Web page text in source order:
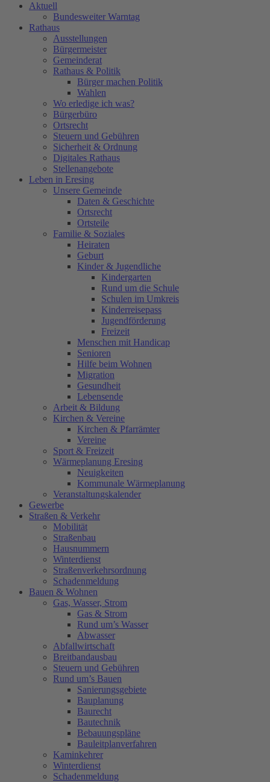
Aktuell
Bundesweiter Warntag
Rathaus
Ausstellungen
Bürgermeister
Gemeinderat
Rathaus & Politik
Bürger machen Politik
Wahlen
Wo erledige ich was?
Bürgerbüro
Ortsrecht
Steuern und Gebühren
Sicherheit & Ordnung
Digitales Rathaus
Stellenangebote
Leben in Eresing
Unsere Gemeinde
Daten & Geschichte
Ortsrecht
Ortsteile
Familie & Soziales
Heiraten
Geburt
Kinder & Jugendliche
Kindergarten
Rund um die Schule
Schulen im Umkreis
Kinderreisepass
Jugendförderung
Freizeit
Menschen mit Handicap
Senioren
Hilfe beim Wohnen
Migration
Gesundheit
Lebensende
Arbeit & Bildung
Kirchen & Vereine
Kirchen & Pfarrämter
Vereine
Sport & Freizeit
Wärmeplanung Eresing
Neuigkeiten
Kommunale Wärmeplanung
Veranstaltungskalender
Gewerbe
Straßen & Verkehr
Mobilität
Straßenbau
Hausnummern
Winterdienst
Straßenverkehrsordnung
Schadenmeldung
Bauen & Wohnen
Gas, Wasser, Strom
Gas & Strom
Rund um’s Wasser
Abwasser
Abfallwirtschaft
Breitbandausbau
Steuern und Gebühren
Rund um’s Bauen
Sanierungsgebiete
Bauplanung
Baurecht
Bautechnik
Bebauungspläne
Bauleitplanverfahren
Kaminkehrer
Winterdienst
Schadenmeldung